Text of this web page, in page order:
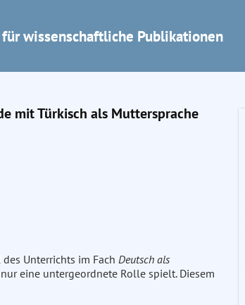
für wissenschaftliche Publikationen
mit Türkisch als Muttersprache
Unterrichts im Fach Deutsch als
eine untergeordnete Rolle spielt. Diesem